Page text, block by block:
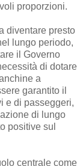
proporzioni.
diventare presto
lungo periodo,
il Governo
di dotare
a
garantito il
e di passeggeri,
di lungo
positive sul
centrale come